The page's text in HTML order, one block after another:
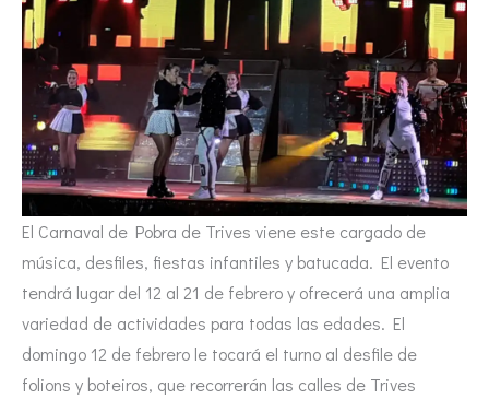
El Carnaval de Pobra de Trives viene este cargado de
música, desfiles, fiestas infantiles y batucada. El evento
tendrá lugar del 12 al 21 de febrero y ofrecerá una amplia
variedad de actividades para todas las edades. El
domingo 12 de febrero le tocará el turno al desfile de
folions y boteiros, que recorrerán las calles de Trives